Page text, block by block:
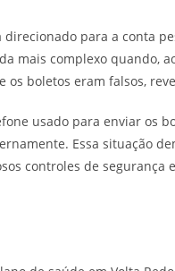
para a conta
mais complexo quando,
boletos eram falsos,
usado para enviar os
Essa situação
controles de segurança